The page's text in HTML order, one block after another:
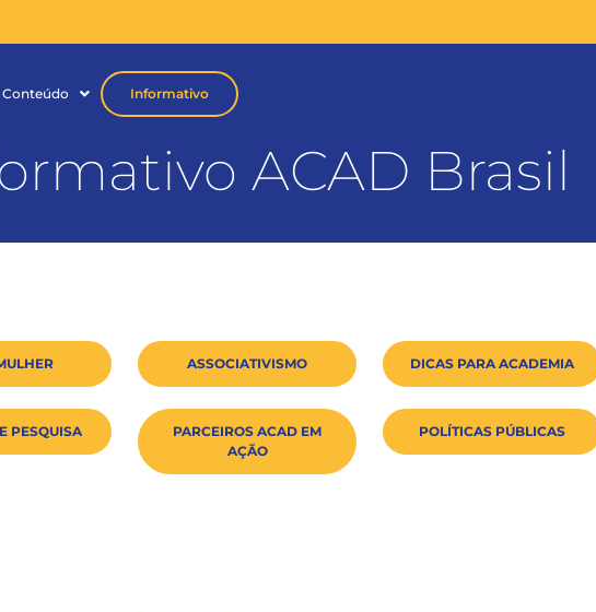
Conteúdo Informativo
ACAD Brasil
ASSOCIATIVISMO DICAS PARA ACADEMIA
PESQUISA
PARCEIROS ACAD EM
AÇÃO
POLÍTICAS PÚBLICAS